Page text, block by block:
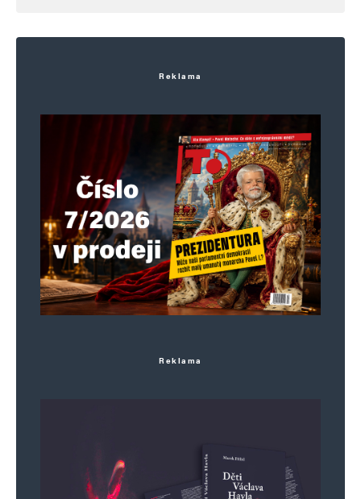
Reklama
Reklama